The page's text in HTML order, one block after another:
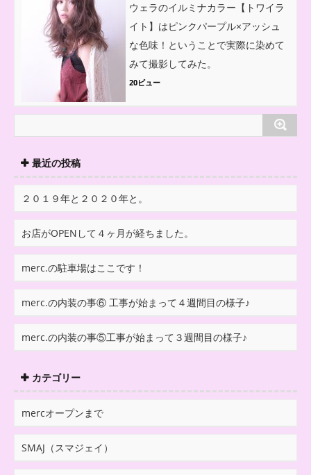
ウェラのイルミナカラー【トワイラ
イト】はピンクパープル×アッシュ
な色味！ということで実際に染めて
みて撮影してみた。
20ビュー
最近の投稿
２０１９年と２０２０年と。
お店がOPENして４ヶ月が経ちました。
merc.の駐車場はここです！
merc.の内装の事⑥ 工事が始まって４週間目の様子♪
merc.の内装の事⑤工事が始まって３週間目の様子♪
カテゴリー
mercオープンまで
SMAJ（スマジェイ）